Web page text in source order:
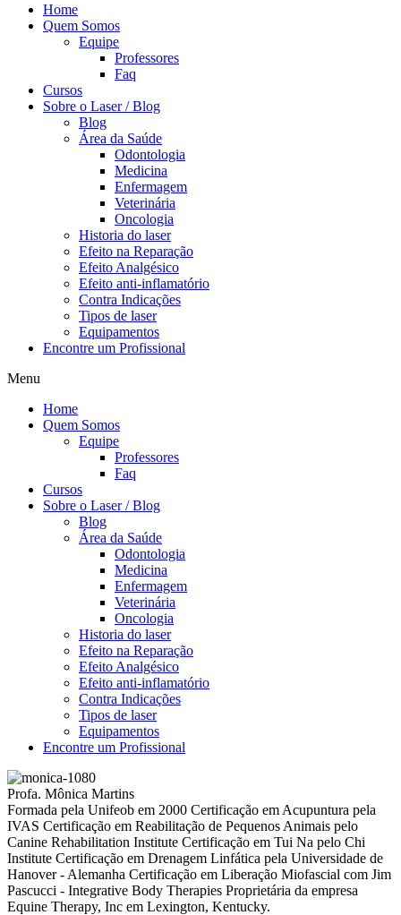
Home
Quem Somos
Equipe
Professores
Faq
Cursos
Sobre o Laser / Blog
Blog
Área da Saúde
Odontologia
Medicina
Enfermagem
Veterinária
Oncologia
Historia do laser
Efeito na Reparação
Efeito Analgésico
Efeito anti-inflamatório
Contra Indicações
Tipos de laser
Equipamentos
Encontre um Profissional
Menu
Home
Quem Somos
Equipe
Professores
Faq
Cursos
Sobre o Laser / Blog
Blog
Área da Saúde
Odontologia
Medicina
Enfermagem
Veterinária
Oncologia
Historia do laser
Efeito na Reparação
Efeito Analgésico
Efeito anti-inflamatório
Contra Indicações
Tipos de laser
Equipamentos
Encontre um Profissional
Profa. Mônica Martins
Formada pela Unifeob em 2000 Certificação em Acupuntura pela
IVAS Certificação em Reabilitação de Pequenos Animais pelo
Canine Rehabilitation Institute Certificação em Tui Na pelo Chi
Institute Certificação em Drenagem Linfática pela Universidade de
Hanover - Alemanha Certificação em Liberação Miofascial com Jim
Pascucci - Integrative Body Therapies Proprietária da empresa
Equine Therapy, Inc em Lexington, Kentucky.